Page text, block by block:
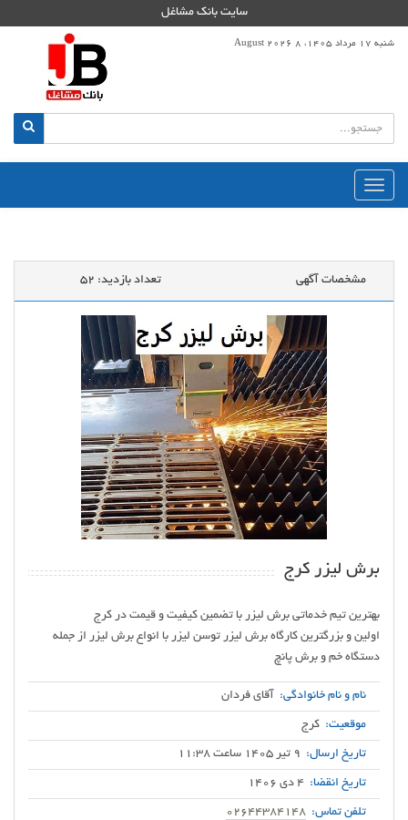
سایت بانک مشاغل
شنبه 17 مرداد 1405، 8 August 2026
منوی
اصلی
مشخصات آگهی تعداد بازدید:
برش لیزر کرج
اولین و بزرگترین کارگاه برش لیزر توسن لیزر با انواع برش لیزر از جمله
دستگاه خم و برش پانچ
نام و نام خانوادگی: آقای فردان
موقعیت: کرج
تاریخ ارسال: 9 تیر 1405 ساعت 11:38
تاریخ انقضا: 4 دی 1406
تلفن تماس: 02644384148